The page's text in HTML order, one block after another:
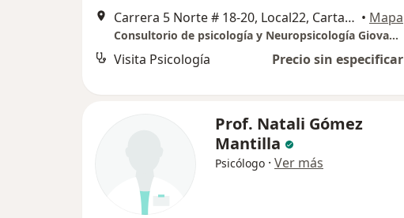
Carrera 5 Norte # 18-20, Local22, Cartago • Mapa
Consultorio de psicología y Neuropsicología Giovanni Lara
Visita Psicología Precio sin especificar
Prof. Natali Gómez
Mantilla
Psicólogo · Ver más